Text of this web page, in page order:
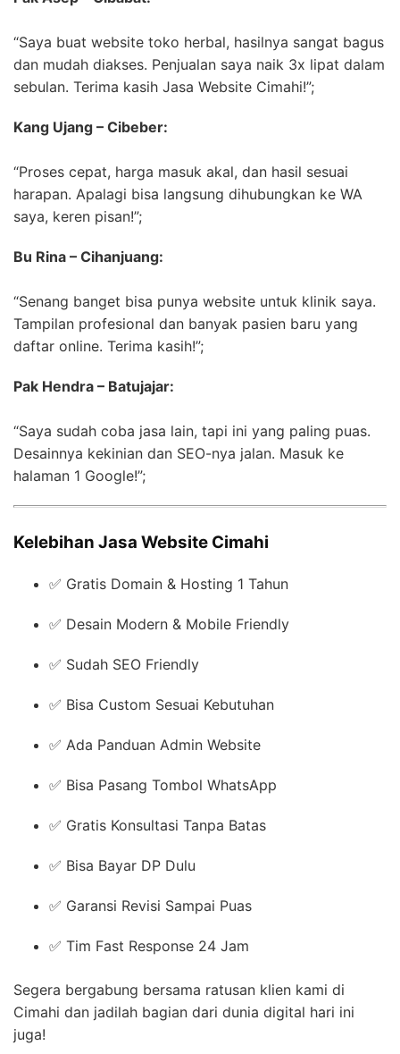
“Saya buat website toko herbal, hasilnya sangat bagus
dan mudah diakses. Penjualan saya naik 3x lipat dalam
sebulan. Terima kasih Jasa Website Cimahi!”;
Kang Ujang – Cibeber:
“Proses cepat, harga masuk akal, dan hasil sesuai
harapan. Apalagi bisa langsung dihubungkan ke WA
saya, keren pisan!”;
Bu Rina – Cihanjuang:
“Senang banget bisa punya website untuk klinik saya.
Tampilan profesional dan banyak pasien baru yang
daftar online. Terima kasih!”;
Pak Hendra – Batujajar:
“Saya sudah coba jasa lain, tapi ini yang paling puas.
Desainnya kekinian dan SEO-nya jalan. Masuk ke
halaman 1 Google!”;
Kelebihan Jasa Website Cimahi
✅ Gratis Domain & Hosting 1 Tahun
✅ Desain Modern & Mobile Friendly
✅ Sudah SEO Friendly
✅ Bisa Custom Sesuai Kebutuhan
✅ Ada Panduan Admin Website
✅ Bisa Pasang Tombol WhatsApp
✅ Gratis Konsultasi Tanpa Batas
✅ Bisa Bayar DP Dulu
✅ Garansi Revisi Sampai Puas
✅ Tim Fast Response 24 Jam
Segera bergabung bersama ratusan klien kami di
Cimahi dan jadilah bagian dari dunia digital hari ini
juga!